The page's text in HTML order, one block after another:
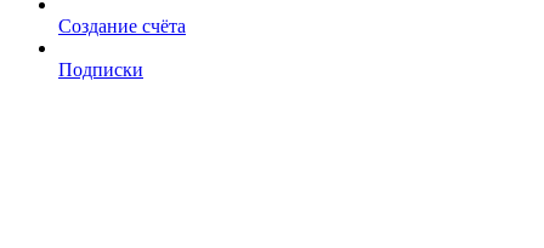
Создание счёта
Подписки